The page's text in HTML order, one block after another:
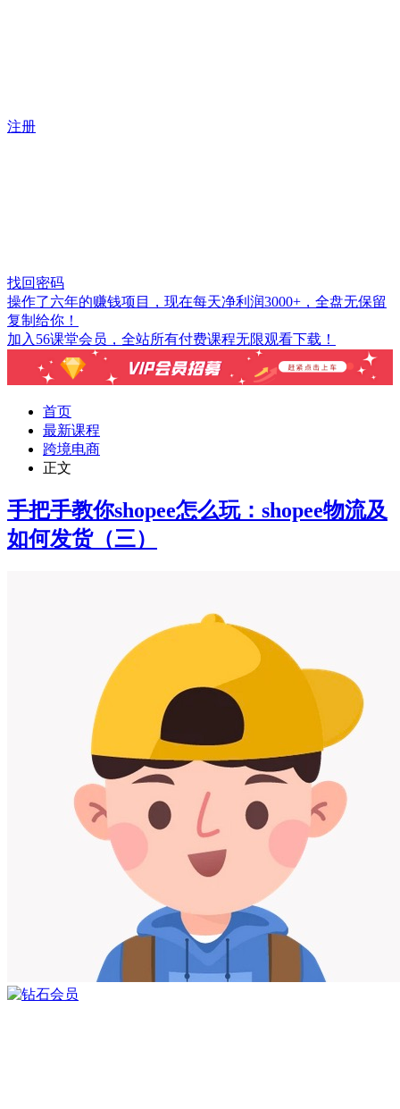
注册
找回密码
操作了六年的赚钱项目，现在每天净利润3000+，全盘无保留
复制给你！
加入56课堂会员，全站所有付费课程无限观看下载！
首页
最新课程
跨境电商
正文
手把手教你shopee怎么玩：shopee物流及
如何发货（三）